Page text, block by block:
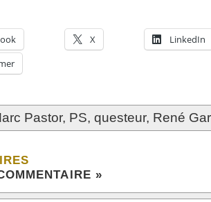
X
LinkedIn
Pastor, PS, questeur, René
»